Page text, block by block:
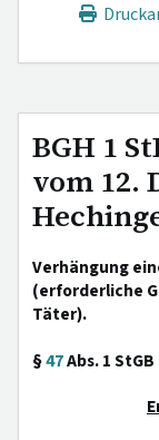
BGH 1
vom 12.
Verhängung
(erforderliche
Täter).
§47Abs. 1 StGB